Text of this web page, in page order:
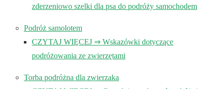
zderzeniowo szelki dla psa do podróży samochodem
Podróż samolotem
CZYTAJ WIĘCEJ ⇒ Wskazówki dotyczące
podróżowania ze zwierzętami
Torba podróżna dla zwierzaka